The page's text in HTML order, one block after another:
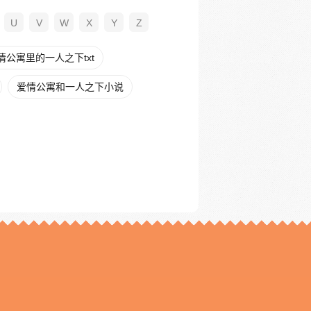
U V W X Y Z
公寓里的一人之下txt
爱情公寓和一人之下小说